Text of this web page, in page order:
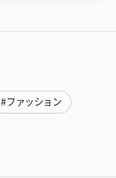
#ファッション